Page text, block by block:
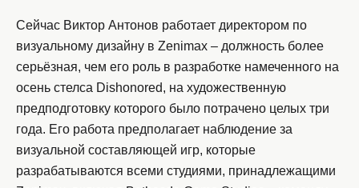
Сейчас Виктор Антонов работает директором по
визуальному дизайну в Zenimax – должность более
серьёзная, чем его роль в разработке намеченного на
осень стелса Dishonored, на художественную
предподготовку которого было потрачено целых три
года. Его работа предполагает наблюдение за
визуальной составляющей игр, которые
разрабатываются всеми студиями, принадлежащими